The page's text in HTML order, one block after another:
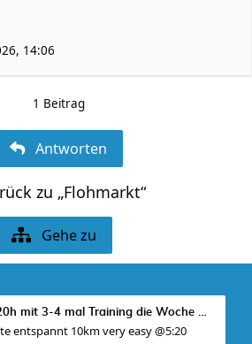
14:06
1 Beitrag
Antworten
zu „Flohmarkt“
Gehe zu
Re: Sub 3:20h mit 3-4 mal Training die Woche machb
entspannt 10km very easy @5:20